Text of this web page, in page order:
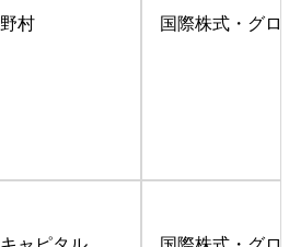
野村 国際株式・グロ